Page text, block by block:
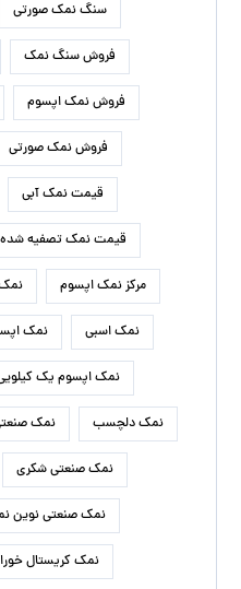
سنگ نمک صورتی
فروش سنگ نمک
فروش نمک اپسوم
فروش نمک صورتی
قیمت نمک آبی
قیمت نمک تصفیه شده
مرکز نمک اپسوم
نمک اسبی نمک
نمک اپسوم یک
نمک دلچسب نمک
نمک صنعتی شکری
نمک صنعتی نوین
نمک کریستال